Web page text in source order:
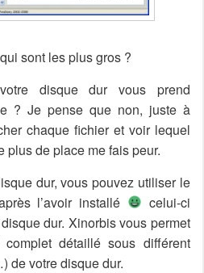
sont les plus gros ?
disque dur vous prend
? Je pense que non, juste à
chaque fichier et voir lequel
plus de place me fais peur.
dur, vous pouvez utiliser le
l’avoir installé
celui-ci
dur. Xinorbis vous permet
complet détaillé sous différent
de votre disque dur.